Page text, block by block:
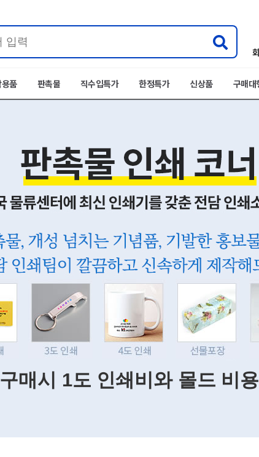
품 판촉물 직수입특가 한정특가 신상품 구매대
매시 1도 인쇄비와 몰드 비